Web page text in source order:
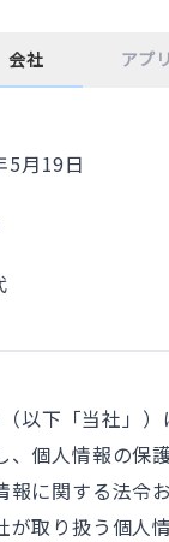
会社 アプリ
5月19日
以下「当社」）
、個人情報の保
報に関する法令
が取り扱う個人